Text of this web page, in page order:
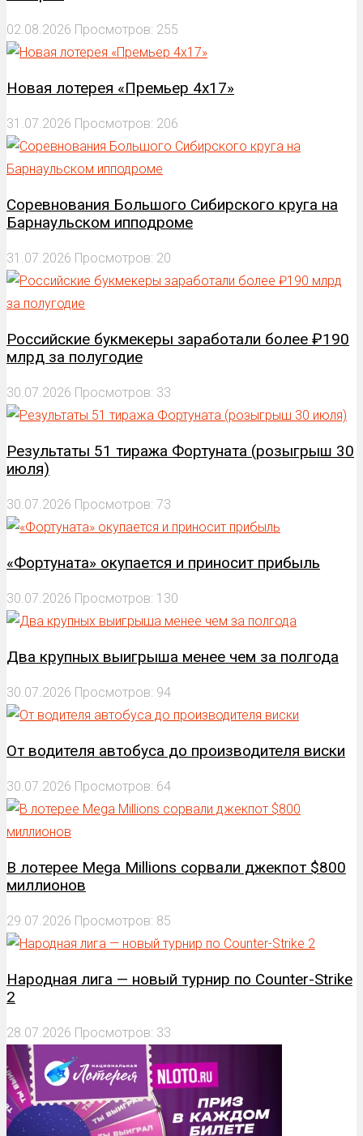
02.08.2026 Просмотров: 255
Новая лотерея «Премьер 4х17»
31.07.2026 Просмотров: 206
Соревнования Большого Сибирского круга на
Барнаульском ипподроме
31.07.2026 Просмотров: 20
Российские букмекеры заработали более ₽190
млрд за полугодие
30.07.2026 Просмотров: 33
Результаты 51 тиража Фортуната (розыгрыш 30
июля)
30.07.2026 Просмотров: 73
«Фортуната» окупается и приносит прибыль
30.07.2026 Просмотров: 130
Два крупных выигрыша менее чем за полгода
30.07.2026 Просмотров: 94
От водителя автобуса до производителя виски
30.07.2026 Просмотров: 64
В лотерее Mega Millions сорвали джекпот $800
миллионов
29.07.2026 Просмотров: 85
Народная лига — новый турнир по Counter-Strike
2
28.07.2026 Просмотров: 33